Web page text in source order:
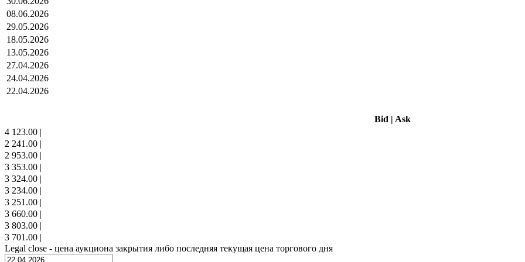
08.06.2026
29.05.2026
18.05.2026
13.05.2026
27.04.2026
24.04.2026
22.04.2026
Bid | Ask
4 123.00 |
2 241.00 |
2 953.00 |
3 353.00 |
3 324.00 |
3 234.00 |
3 251.00 |
3 660.00 |
3 803.00 |
3 701.00 |
Legal close - цена аукциона закрытия либо последняя текущая цена торгового дня